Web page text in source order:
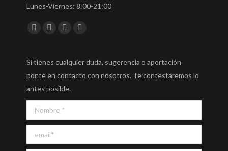
Lunes-Viernes: 8:00-21:00
Encuéntranos en:
Si tienes cualquier duda, sugerencia o aportación
ponte en contacto con nosotros. Te contestaremos lo
antes posible.